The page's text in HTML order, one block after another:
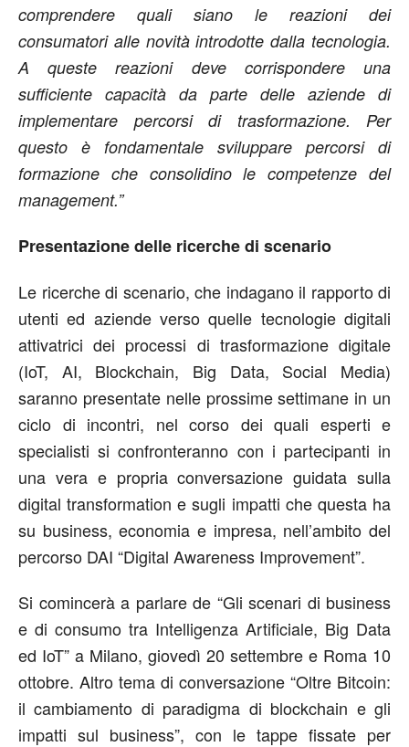
comprendere quali siano le reazioni dei
consumatori alle novità introdotte dalla tecnologia.
A queste reazioni deve corrispondere una
sufficiente capacità da parte delle aziende di
implementare percorsi di trasformazione. Per
questo è fondamentale sviluppare percorsi di
formazione che consolidino le competenze del
management.”
Presentazione delle ricerche di scenario
Le ricerche di scenario, che indagano il rapporto di
utenti ed aziende verso quelle tecnologie digitali
attivatrici dei processi di trasformazione digitale
(IoT, AI, Blockchain, Big Data, Social Media)
saranno presentate nelle prossime settimane in un
ciclo di incontri, nel corso dei quali esperti e
specialisti si confronteranno con i partecipanti in
una vera e propria conversazione guidata sulla
digital transformation e sugli impatti che questa ha
su business, economia e impresa, nell’ambito del
percorso DAI “Digital Awareness Improvement”.
Si comincerà a parlare de “Gli scenari di business
e di consumo tra Intelligenza Artificiale, Big Data
ed IoT” a Milano, giovedì 20 settembre e Roma 10
ottobre. Altro tema di conversazione “Oltre Bitcoin:
il cambiamento di paradigma di blockchain e gli
impatti sul business”, con le tappe fissate per